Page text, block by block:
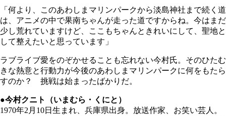
「何より、このあわしまマリンパークから淡島神社まで続く道
は、アニメの中で果南ちゃんが走った道ですからね。今はまだ
少し荒れていますけど、ここもちゃんときれいにして、聖地と
して整えたいと思っています」
ラブライブ愛をのぞかせることも忘れない今村氏。そのひたむ
きな熱意と行動力が今後のあわしまマリンパークに何をもたら
すのか？ 挑戦は始まったばかりだ。
●今村クニト（いまむら・くにと）
1970年2月10日生まれ、兵庫県出身。放送作家、お笑い芸人。